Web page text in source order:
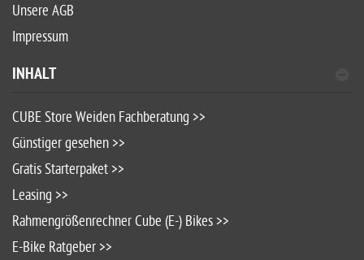
Unsere AGB
Impressum
INHALT
CUBE Store Weiden Fachberatung >>
Günstiger gesehen >>
Gratis Starterpaket >>
Leasing >>
Rahmengrößenrechner Cube (E-) Bikes >>
E-Bike Ratgeber >>